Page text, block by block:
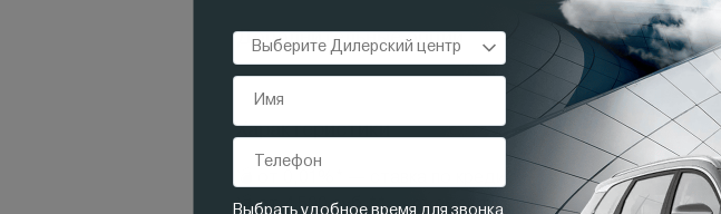
Дополнительные опции
Характеристики
💣 от 4 500 руб.** — ежемесячный платеж